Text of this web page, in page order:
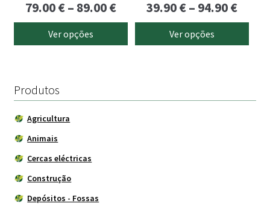
79.00€– 89.00€Price
range:
79.00 €
Ver opções
the
page
39.90€– 94.90€Price
39.90
Ver opções
the
page
Produtos
Agricultura
Animais
Cercas eléctricas
Construção
Depósitos - Fossas